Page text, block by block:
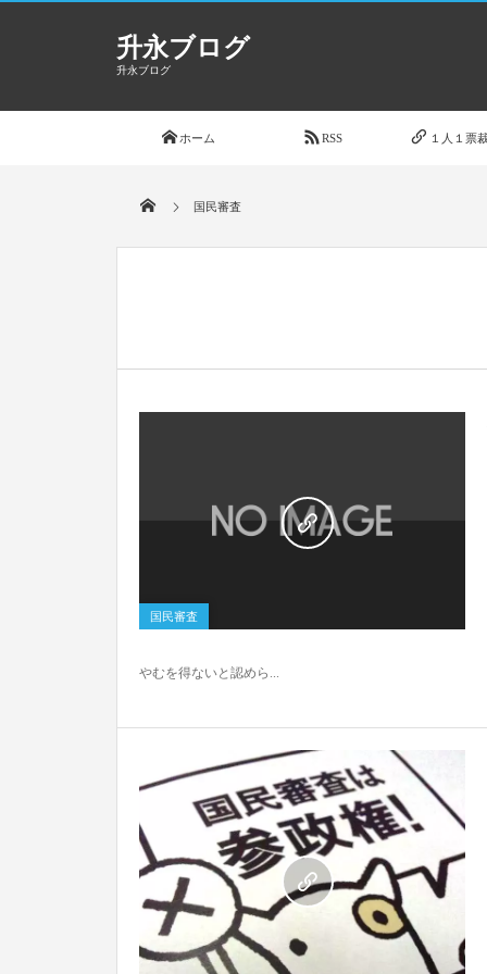
升永ブログ
升永ブログ
ホーム RSS １人１票
国民審査
国民審査
やむを得ないと認めら...